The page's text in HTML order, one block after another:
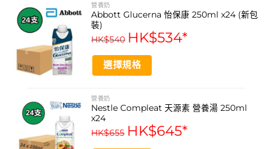
長，長者食慾會隨之而下降，出現肌肉流失及體重下降的情
況亦十分常見。除非是因醫療需要的刻意減重，否則應在醫
護人員指導下飲用高能量高蛋白質醫學營養品來增加營養。
疾病和營養不良之間存在惡性循環的關係，會削弱身體的免
增加營養攝取，包括蛋白質、碳水化合物、維他命、礦物質
等，以幫助身體盡快回復健康水平。
對於需要增加營養攝取，而又較難從日常飲食中計算正確份
chosen
on
the
page
營養奶
Abbott Glucerna 怡保康 250ml x24 (新包
裝)
HK$540 HK$534*
選擇規格
product
has
multiple
variants.
營養奶
Nestle Compleat 天源素 營養湯 250ml
x24
HK$655 HK$645*